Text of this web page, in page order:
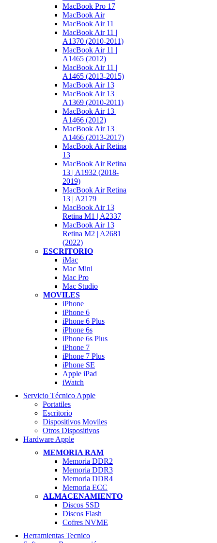
MacBook Pro 17
MacBook Air
MacBook Air 11
MacBook Air 11 |
A1370 (2010-2011)
MacBook Air 11 |
A1465 (2012)
MacBook Air 11 |
A1465 (2013-2015)
MacBook Air 13
MacBook Air 13 |
A1369 (2010-2011)
MacBook Air 13 |
A1466 (2012)
MacBook Air 13 |
A1466 (2013-2017)
MacBook Air Retina
13
MacBook Air Retina
13 | A1932 (2018-
2019)
MacBook Air Retina
13 | A2179
MacBook Air 13
Retina M1 | A2337
MacBook Air 13
Retina M2 | A2681
(2022)
ESCRITORIO
iMac
Mac Mini
Mac Pro
Mac Studio
MOVILES
iPhone
iPhone 6
iPhone 6 Plus
iPhone 6s
iPhone 6s Plus
iPhone 7
iPhone 7 Plus
iPhone SE
Apple iPad
iWatch
Servicio Técnico Apple
Portatiles
Escritorio
Dispositivos Moviles
Otros Dispositivos
Hardware Apple
MEMORIA RAM
Memoria DDR2
Memoria DDR3
Memoria DDR4
Memoria ECC
ALMACENAMIENTO
Discos SSD
Discos Flash
Cofres NVME
Herramientas Tecnico